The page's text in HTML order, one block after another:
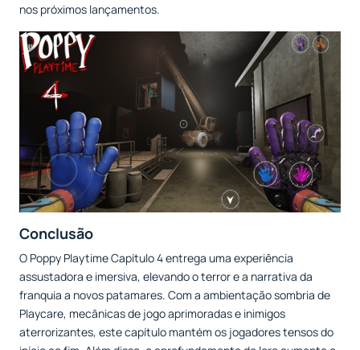
nos próximos lançamentos.
Conclusão
O Poppy Playtime Capítulo 4 entrega uma experiência
assustadora e imersiva, elevando o terror e a narrativa da
franquia a novos patamares. Com a ambientação sombria de
Playcare, mecânicas de jogo aprimoradas e inimigos
aterrorizantes, este capítulo mantém os jogadores tensos do